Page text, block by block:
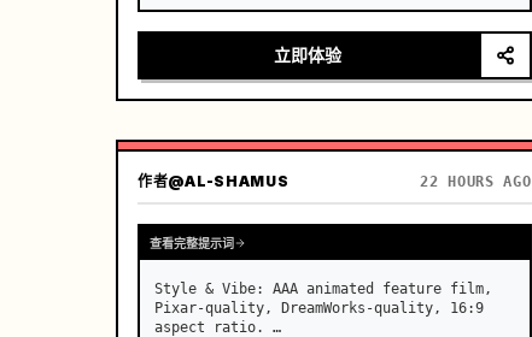
立即体验
作者@AL-SHAMUS 22 HOURS AGO
查看完整提示词
Style & Vibe: AAA animated feature film,
Pixar-quality, DreamWorks-quality, 16:9
aspect ratio. …